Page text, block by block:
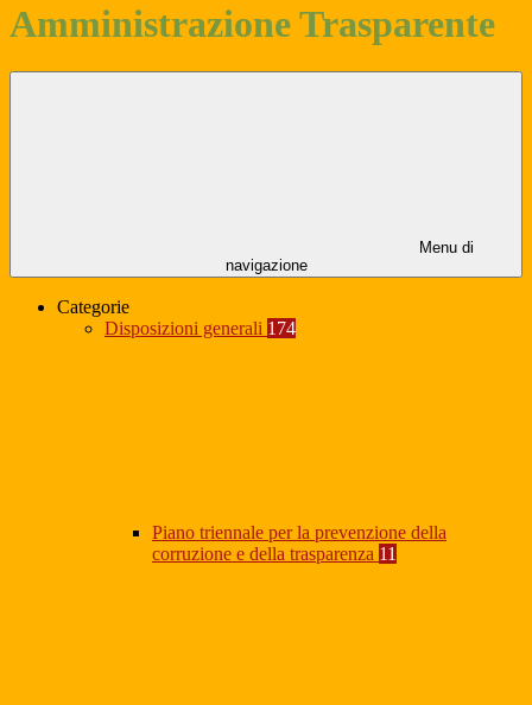
Amministrazione Trasparente
Menu di
navigazione
Categorie
Disposizioni generali 174
Piano triennale per la prevenzione della
corruzione e della trasparenza 11